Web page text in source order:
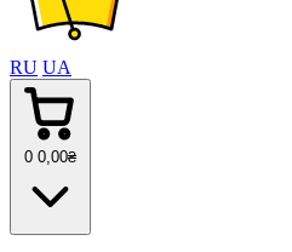
RU UA
0 0 ,00₴